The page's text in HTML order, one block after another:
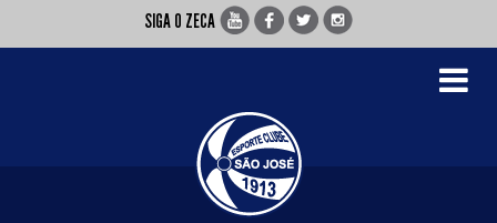
SIGA O ZECA
Toggle